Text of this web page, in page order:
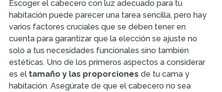
Escoger el cabecero con luz adecuado para tu
habitación puede parecer una tarea sencilla, pero hay
varios factores cruciales que se deben tener en
cuenta para garantizar que la elección se ajuste no
solo a tus necesidades funcionales sino también
estéticas. Uno de los primeros aspectos a considerar
es el tamaño y las proporciones de tu cama y
habitación. Asegúrate de que el cabecero no sea